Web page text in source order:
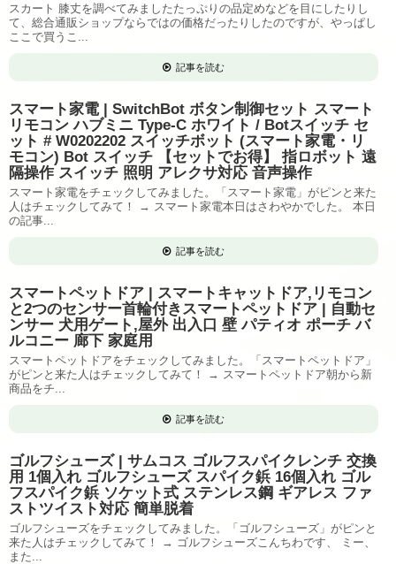
スカート 膝丈を調べてみましたたっぷりの品定めなどを目にしたりし
て、総合通販ショップならではの価格だったりしたのですが、やっぱし
ここで買うこ...
記事を読む
スマート家電 | SwitchBot ボタン制御セット スマート
リモコン ハブミニ Type-C ホワイト / Botスイッチ セ
ット # W0202202 スイッチボット (スマート家電・リ
モコン) Bot スイッチ 【セットでお得】 指ロボット 遠
隔操作 スイッチ 照明 アレクサ対応 音声操作
スマート家電をチェックしてみました。「スマート家電」がピンと来た
人はチェックしてみて！ → スマート家電本日はさわやかでした。 本日
の記事...
記事を読む
スマートペットドア | スマートキャットドア,リモコン
と2つのセンサー首輪付きスマートペットドア | 自動セ
ンサー 犬用ゲート,屋外 出入口 壁 パティオ ポーチ バ
ルコニー 廊下 家庭用
スマートペットドアをチェックしてみました。「スマートペットドア」
がピンと来た人はチェックしてみて！ → スマートペットドア朝から新
商品をチ...
記事を読む
ゴルフシューズ | サムコス ゴルフスパイクレンチ 交換
用 1個入れ ゴルフシューズ スパイク鋲 16個入れ ゴル
フスパイク鋲 ソケット式 ステンレス鋼 ギアレス ファ
ストツイスト対応 簡単脱着
ゴルフシューズをチェックしてみました。「ゴルフシューズ」がピンと
来た人はチェックしてみて！ → ゴルフシューズこんちわです、 ミー、
また...